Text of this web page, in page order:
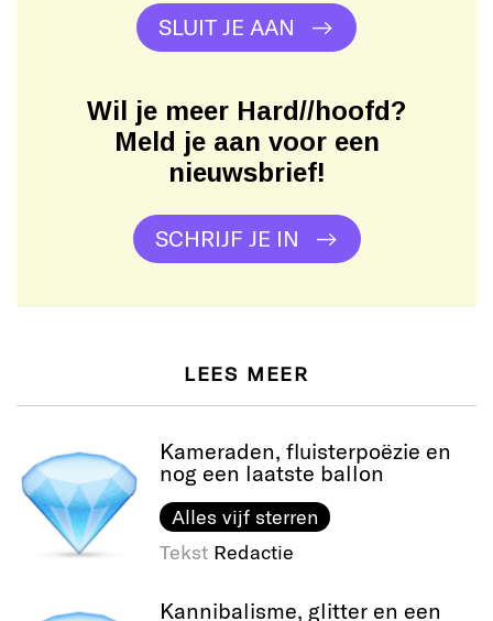
SLUIT JE AAN
Wil je meer Hard//hoofd?
Meld je aan voor een
nieuwsbrief!
SCHRIJF JE IN
LEES MEER
Kameraden, fluisterpoëzie en
nog een laatste ballon
Alles vijf sterren
Tekst Redactie
Kannibalisme, glitter en een